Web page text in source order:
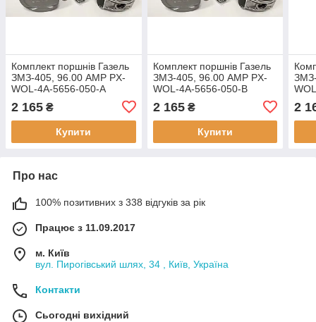
Комплект поршнів Газель
ЗМЗ-405, 96.00 AMP PX-
WOL-4A-5656-050-A
Ремонт 1 (+0,50) Група А
2 165 ₴
Купити
Комплект поршнів Газель
ЗМЗ-405, 96.00 AMP PX-
WOL-4A-5656-050-B
Ремонт 1 (+0,50) Група В
2 165₴
Купити
2
Про нас
100% позитивних з 338 відгуків за рік
Працює з 11.09.2017
м. Київ
вул. Пирогівський шлях, 34 , Київ, Україна
Контакти
Сьогодні вихідний